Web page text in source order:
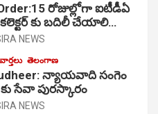
రోజుల్లోగా ఐటీడీఏ
కు బదిలీ చేయాలి…
NEWS
తెలంగాణ
న్యాయవాది సంగెం
సేవా పురస్కారం
NEWS